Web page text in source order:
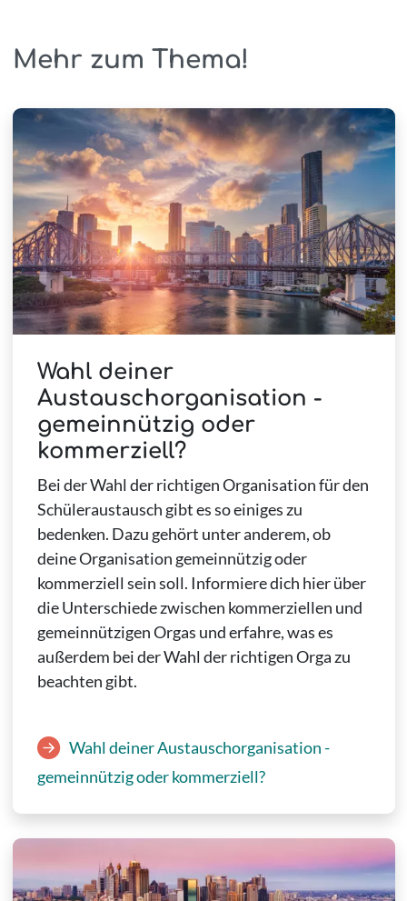
Mehr zum Thema!
Wahl deiner
Austauschorganisation -
gemeinnützig oder
kommerziell?
Bei der Wahl der richtigen Organisation für den
Schüleraustausch gibt es so einiges zu
bedenken. Dazu gehört unter anderem, ob
deine Organisation gemeinnützig oder
kommerziell sein soll. Informiere dich hier über
die Unterschiede zwischen kommerziellen und
gemeinnützigen Orgas und erfahre, was es
außerdem bei der Wahl der richtigen Orga zu
beachten gibt.
Wahl deiner Austauschorganisation -
gemeinnützig oder kommerziell?